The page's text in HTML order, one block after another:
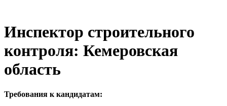
Инспектор строительного
контроля: Кемеровская
область
Требования к кандидатам: